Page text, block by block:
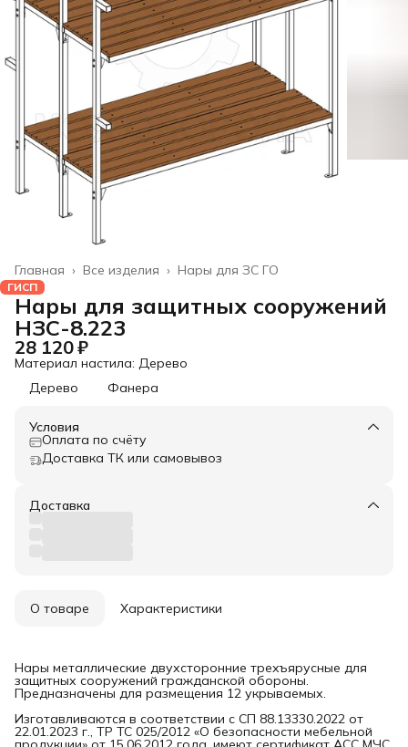
Нары для ЗС ГО
Все изделия ›
Главная ›
ГИСП
Нары для защитных сооружений
НЗС-8.223
28 120 ₽
Материал настила: Дерево
Дерево
Фанера
Условия
Оплата по счёту
Доставка ТК или самовывоз
Доставка
О товаре Характеристики
Нары металлические двухсторонние трехъярусные для
защитных сооружений гражданской обороны.
Предназначены для размещения 12 укрываемых.
Изготавливаются в соответствии с СП 88.13330.2022 от
22.01.2023 г., ТР ТС 025/2012 «О безопасности мебельной